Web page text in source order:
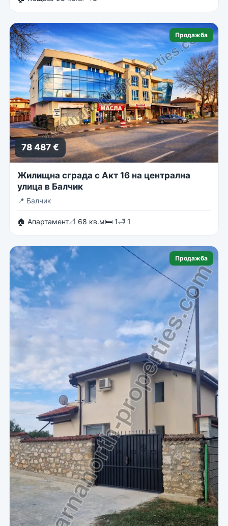
Продажба
78 487 €
Жилищна сграда с Акт 16 на централна
улица в Балчик
📍 Балчик
🏠 Апартамент📐 68 кв.м🛏 1🛁 1
Продажба